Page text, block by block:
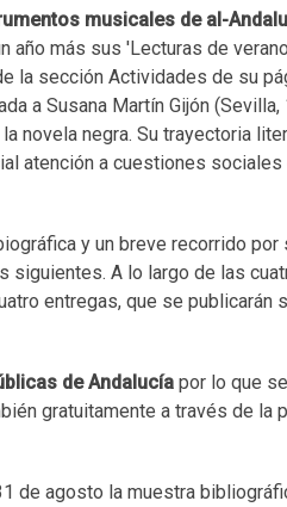
musicales de al-
año más sus 'Lecturas de
la sección Actividades de su
a Susana Martín Gijón (Sevilla,
novela negra. Su trayectoria
atención a cuestiones sociales
y un breve recorrido por
siguientes. A lo largo de las
entregas, que se publicarán
de Andalucía por lo que
gratuitamente a través de la
de agosto la muestra